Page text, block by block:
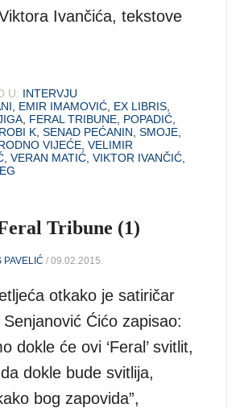
Ivančića, tekstove
U: INTERVJU
EMIR IMAMOVIĆ EX LIBRIS
FERAL TRIBUNE POPADIĆ
ROBI K ,SENAD PEĆANIN ,SMOJE
VIJEĆE ,VELIMIR
,VERAN MATIĆ ,VIKTOR IVANČIĆ
Tribune (1)
PAVELIĆ / 09.02.2015.
otkako je satiričar
Ćićo zapisao:
dokle će ovi ‘Feral’ svitlit,
dokle bude svitlija,
bog zapovida”,